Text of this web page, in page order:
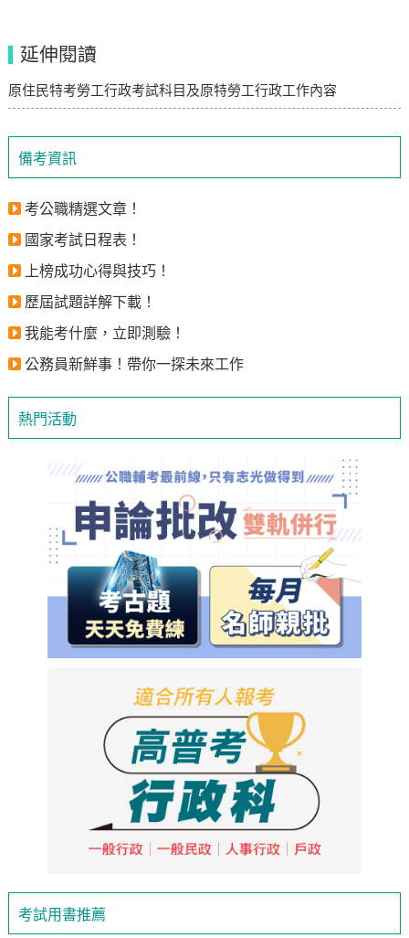
備考資訊
考公職精選文章！
國家考試日程表！
上榜成功心得與技巧！
歷屆試題詳解下載！
我能考什麼，立即測驗！
公務員新鮮事！帶你一探未來工作
熱門活動
考試用書推薦
延伸閱讀
原住民特考勞工行政考試科目及原特勞工行政工作內容